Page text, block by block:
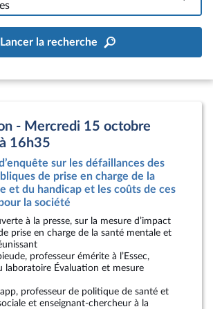
Lancer la recherche
- Mercredi 15 octobre
16h35
sur les défaillances des
de prise en charge de la
et du handicap et les coûts de ces
la société
à la presse, sur la mesure d’impact
prise en charge de la santé mentale et
professeur émérite à l’Essec,
laboratoire Évaluation et mesure
professeur de politique de santé et
et enseignant-chercheur à la